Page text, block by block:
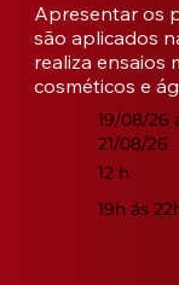
Apresentar os
são aplicados
realiza ensaios
cosméticos e
19/08/26
21/08/26
12 h
19h ás